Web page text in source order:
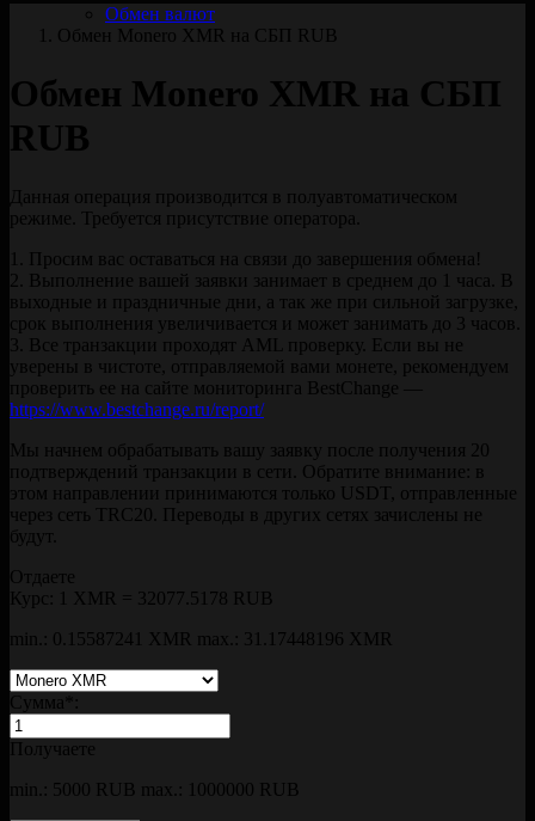
Обмен валют
Обмен Monero XMR на СБП RUB
Обмен Monero XMR на СБП
RUB
Данная операция производится в полуавтоматическом
режиме. Требуется присутствие оператора.
1. Просим вас оставаться на связи до завершения обмена!
2. Выполнение вашей заявки занимает в среднем до 1 часа. В
выходные и праздничные дни, а так же при сильной загрузке,
срок выполнения увеличивается и может занимать до 3 часов.
3. Все транзакции проходят AML проверку. Если вы не
уверены в чистоте, отправляемой вами монете, рекомендуем
проверить ее на сайте мониторинга BestChange —
https://www.bestchange.ru/report/
Мы начнем обрабатывать вашу заявку после получения 20
подтверждений транзакции в сети. Обратите внимание: в
этом направлении принимаются только USDT, отправленные
через сеть TRC20. Переводы в других сетях зачислены не
будут.
Отдаете
Курс:
1 XMR = 32077.5178 RUB
min.: 0.15587241 XMR max.: 31.17448196 XMR
Сумма
Получаете
min.: 5000 RUB max.: 1000000 RUB